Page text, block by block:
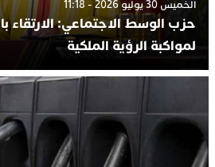
الخميس 30 يوليو 2026 - 11:18
حزب الوسط الاجتماعي: الارتقاء
لمواكبة الرؤية الملكية